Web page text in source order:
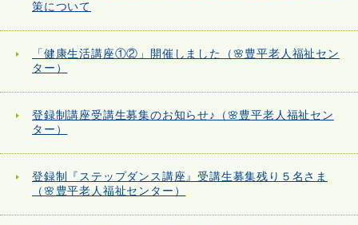
策について
「健康生活講座①②」開催しました（🌸豊平老人福祉セン
ター）
登録制講座受講生募集のお知らせ♪（🌸豊平老人福祉セン
ター）
登録制『ステップダンス講座』受講生募集残り５名さま
（🌸豊平老人福祉センター）